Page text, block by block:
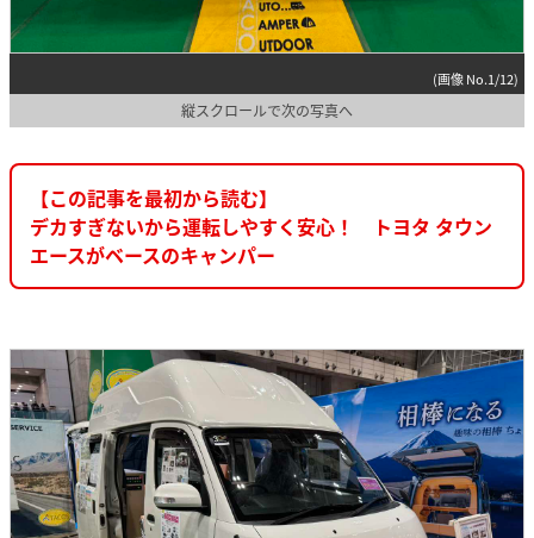
(画像 No.1/12)
縦スクロールで次の写真へ
【この記事を最初から読む】
デカすぎないから運転しやすく安心！ トヨタ タウン
エースがベースのキャンパー